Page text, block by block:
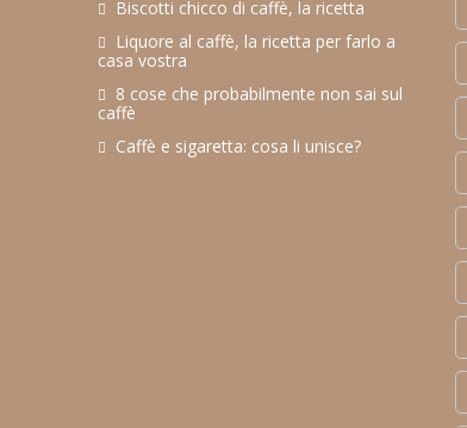
Biscotti chicco di caffè, la ricetta
Liquore al caffè, la ricetta per farlo a
casa vostra
8 cose che probabilmente non sai sul
caffè
Caffè e sigaretta: cosa li unisce?